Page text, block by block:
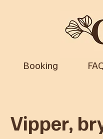
Booking
Vipper,